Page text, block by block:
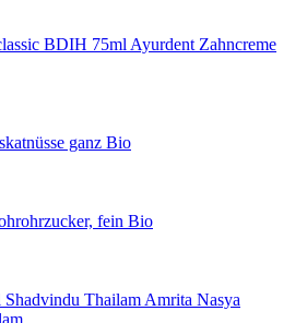
Ayurdent Zahncreme
ganz Bio
fein Bio
Amrita Nasya